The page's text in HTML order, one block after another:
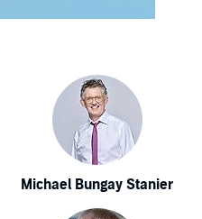
Michael Bungay Stanier